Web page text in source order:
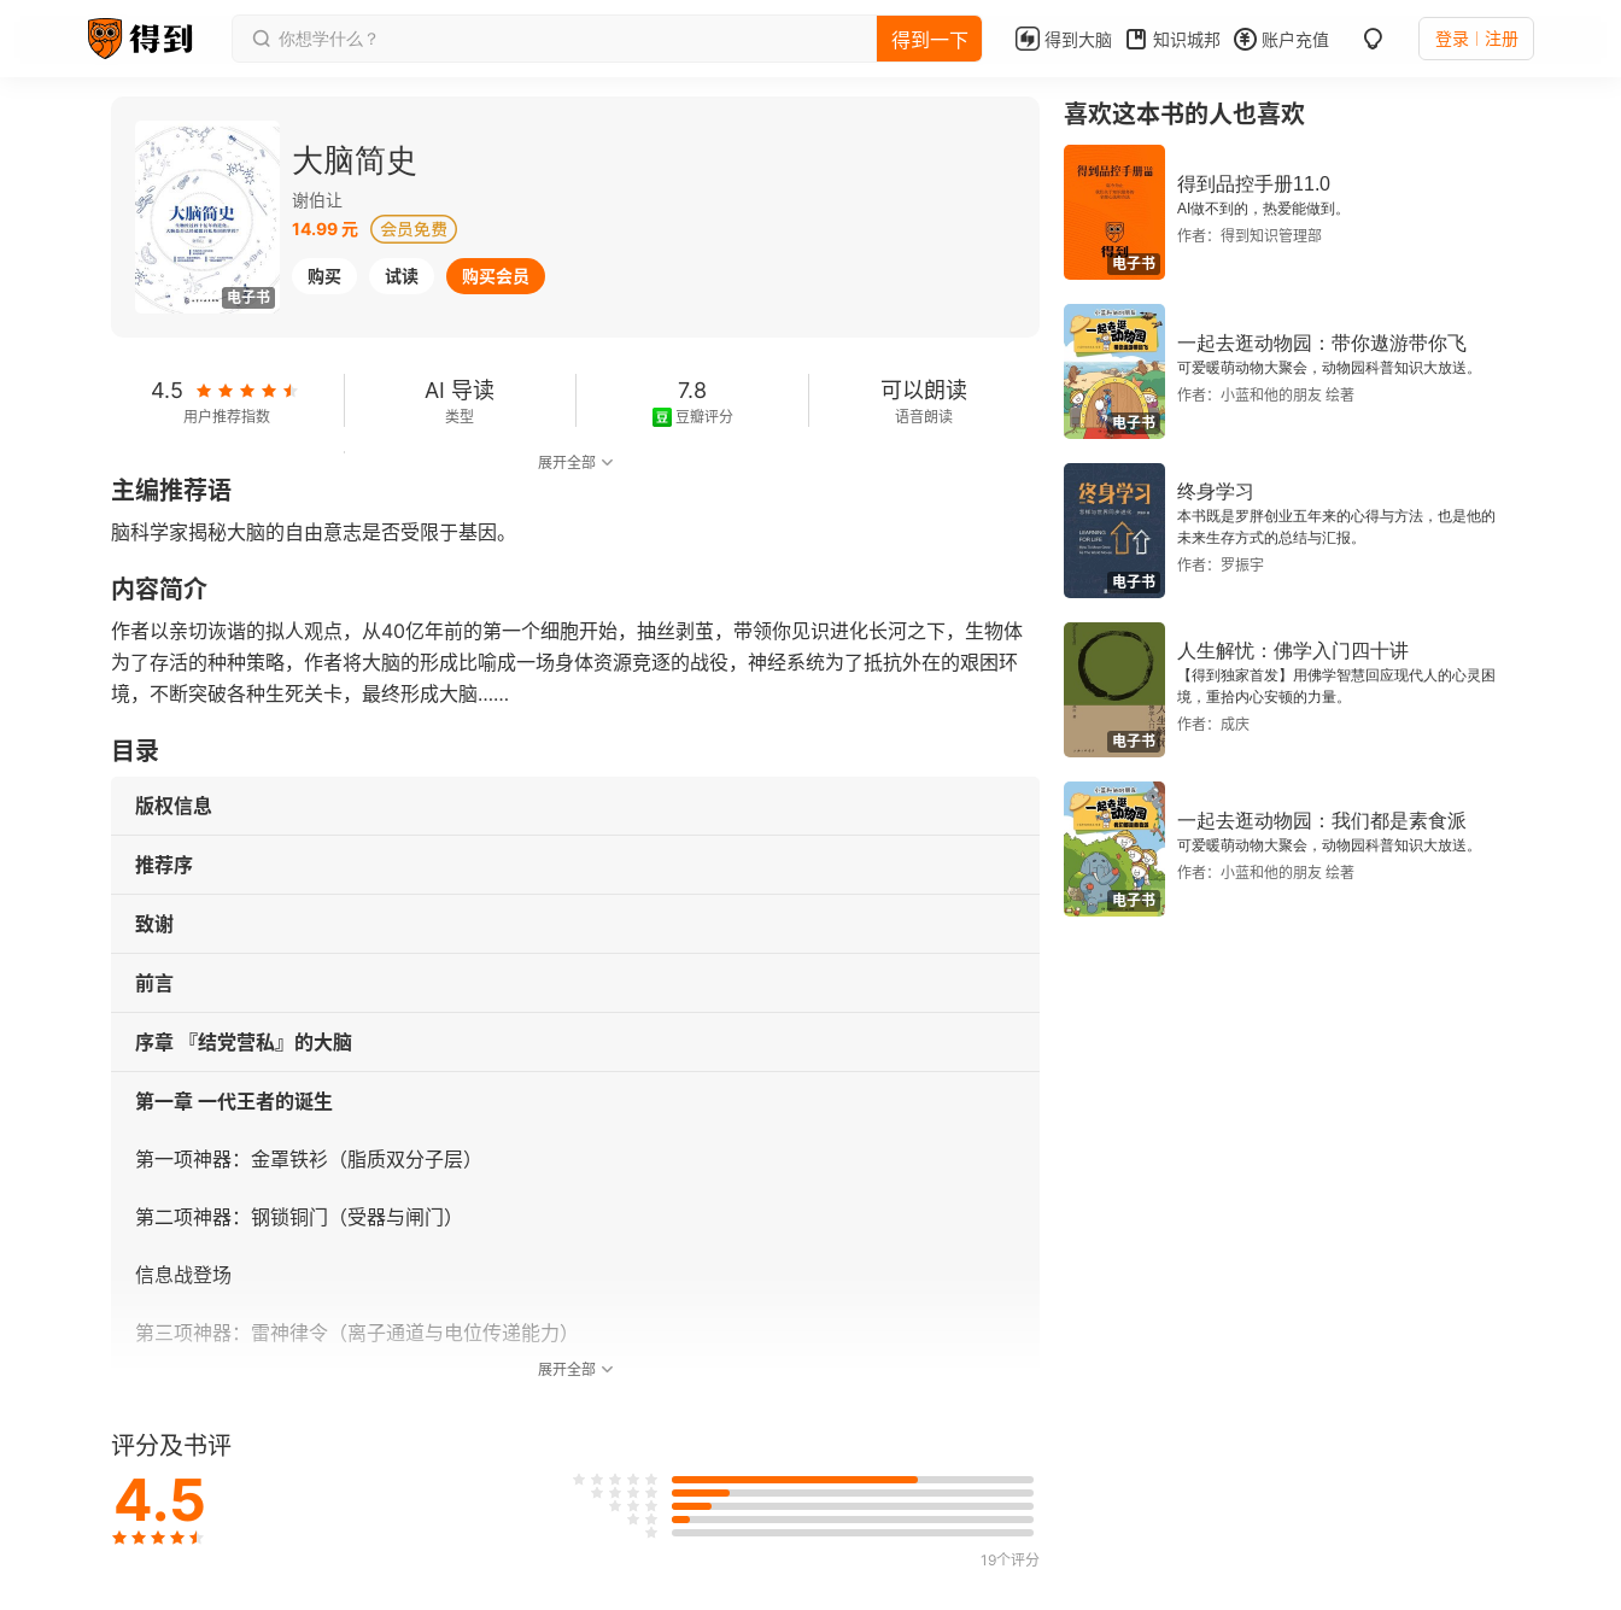
得到一下 得到大脑 知识城邦 账户充值 登录 注册
电子书
大脑简史
谢伯让
14.99 元
购买 试读 购买会员
4.5
用户推荐指数
AI 导读
类型
7.8
豆瓣评分
可以朗读
语音朗读
字数
展开全部
主编推荐语
脑科学家揭秘大脑的自由意志是否受限于基因。
内容简介
作者以亲切诙谐的拟人观点，从40亿年前的第一个细胞开始，抽丝剥茧，带领你见识进化长河之下，生物体
为了存活的种种策略，作者将大脑的形成比喻成一场身体资源竞逐的战役，神经系统为了抵抗外在的艰困环
境，不断突破各种生死关卡，最终形成大脑……
目录
版权信息
推荐序
致谢
前言
序章 『结党营私』的大脑
第一章 一代王者的诞生
第一项神器：金罩铁衫（脂质双分子层）
第二项神器：钢锁铜门（受器与闸门）
信息战登场
第三项神器：雷神律令（离子通道与电位传递能力）
第四项神器：奴役之刃（突触）
神经细胞的诞生：操控，操控，再操控
展开全部
评分及书评
4.5
19个评分
喜欢这本书的人也喜欢
电子书
得到品控手册11.0
AI做不到的，热爱能做到。
作者：得到知识管理部
电子书
一起去逛动物园：带你遨游带你飞
可爱暖萌动物大聚会，动物园科普知识大放送。
作者：小蓝和他的朋友 绘著
电子书
终身学习
本书既是罗胖创业五年来的心得与方法，也是他的
未来生存方式的总结与汇报。
作者：罗振宇
电子书
人生解忧：佛学入门四十讲
【得到独家首发】用佛学智慧回应现代人的心灵困
境，重拾内心安顿的力量。
作者：成庆
电子书
一起去逛动物园：我们都是素食派
可爱暖萌动物大聚会，动物园科普知识大放送。
作者：小蓝和他的朋友 绘著